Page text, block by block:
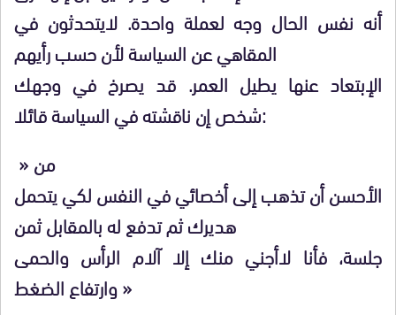
أنه نفس الحال وجه لعملة واحدة. لايتحدثون في
المقاهي عن السياسة لأن حسب رأيهم
الإبتعاد عنها يطيل العمر. قد يصرخ في وجهك
شخص إن ناقشته في السياسة قائلا:
» من
الأحسن أن تذهب إلى أخصائي في النفس لكي يتحمل
هديرك ثم تدفع له بالمقابل ثمن
جلسة، فأنا لاأجني منك إلا آلام الرأس والحمى
وارتفاع الضغط »